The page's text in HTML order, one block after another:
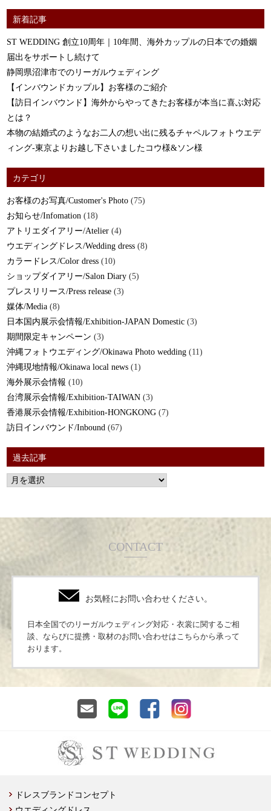
新着記事
ST WEDDING 創立10周年｜10年間、海外カップルの日本での婚姻
届出をサポートし続けて
静岡県沼津市でのリーガルウェディング
【インバウンドカップル】お客様のご紹介
【訪日インバウンド】海外からやってきたお客様が本当に喜ぶ対応
とは？
本物の結婚式のようなお二人の想い出に残るチャペルフォトウエデ
ィング-東京よりお越し下さいましたコウ様&ソン様
カテゴリ
お客様のお写真/Customer's Photo (75)
お知らせ/Infomation (18)
アトリエダイアリー/Atelier (4)
ウエディングドレス/Wedding dress (8)
カラードレス/Color dress (10)
ショップダイアリー/Salon Diary (5)
プレスリリース/Press release (3)
媒体/Media (8)
日本国内展示会情報/Exhibition-JAPAN Domestic (3)
期間限定キャンペーン (3)
沖縄フォトウエディング/Okinawa Photo wedding (11)
沖縄現地情報/Okinawa local news (1)
海外展示会情報 (10)
台湾展示会情報/Exhibition-TAIWAN (3)
香港展示会情報/Exhibition-HONGKONG (7)
訪日インバウンド/Inbound (67)
過去記事
CONTACT
お気軽にお問い合わせください。
日本全国でのリーガルウェディング対応・衣裳に関するご相
談、ならびに提携・取材のお問い合わせはこちらから承って
おります。
ドレスブランドコンセプト